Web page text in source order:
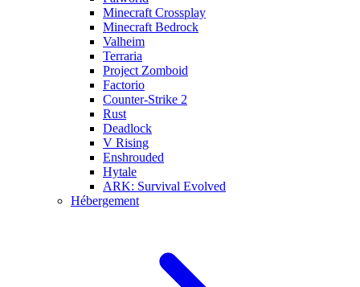
Minecraft Crossplay
Minecraft Bedrock
Valheim
Terraria
Project Zomboid
Factorio
Counter-Strike 2
Rust
Deadlock
V Rising
Enshrouded
Hytale
ARK: Survival Evolved
Hébergement